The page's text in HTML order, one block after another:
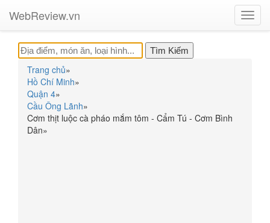
WebReview.vn
Trang chủ»
Hồ Chí Minh»
Quận 4»
Cầu Ông Lãnh»
Cơm thịt luộc cà pháo mắm tôm - Cẩm Tú - Cơm Bình
Dân»